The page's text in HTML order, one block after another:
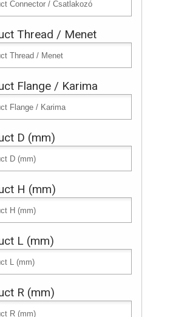
Thread / Menet
Flange / Karima
D (mm)
H (mm)
L (mm)
R (mm)